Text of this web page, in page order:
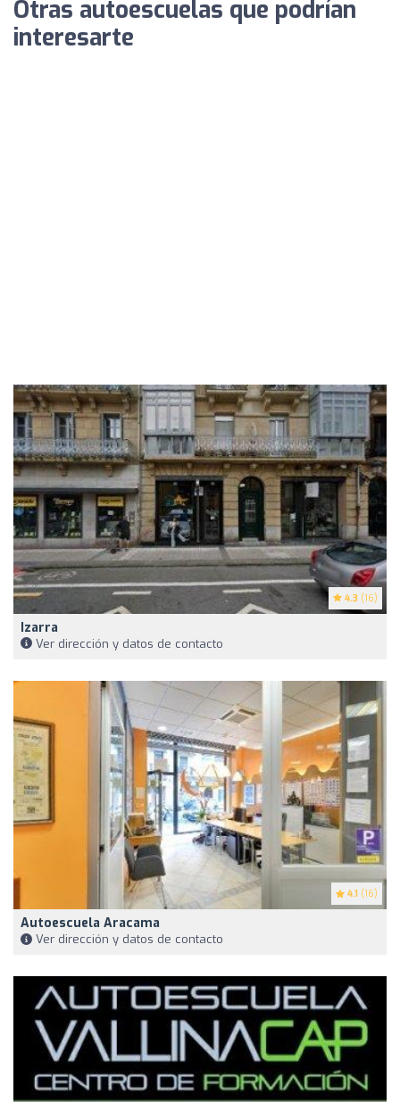
Otras autoescuelas que podrían
interesarte
4.3 (16)
Izarra
Ver dirección y datos de contacto
4.1 (16)
Autoescuela Aracama
Ver dirección y datos de contacto